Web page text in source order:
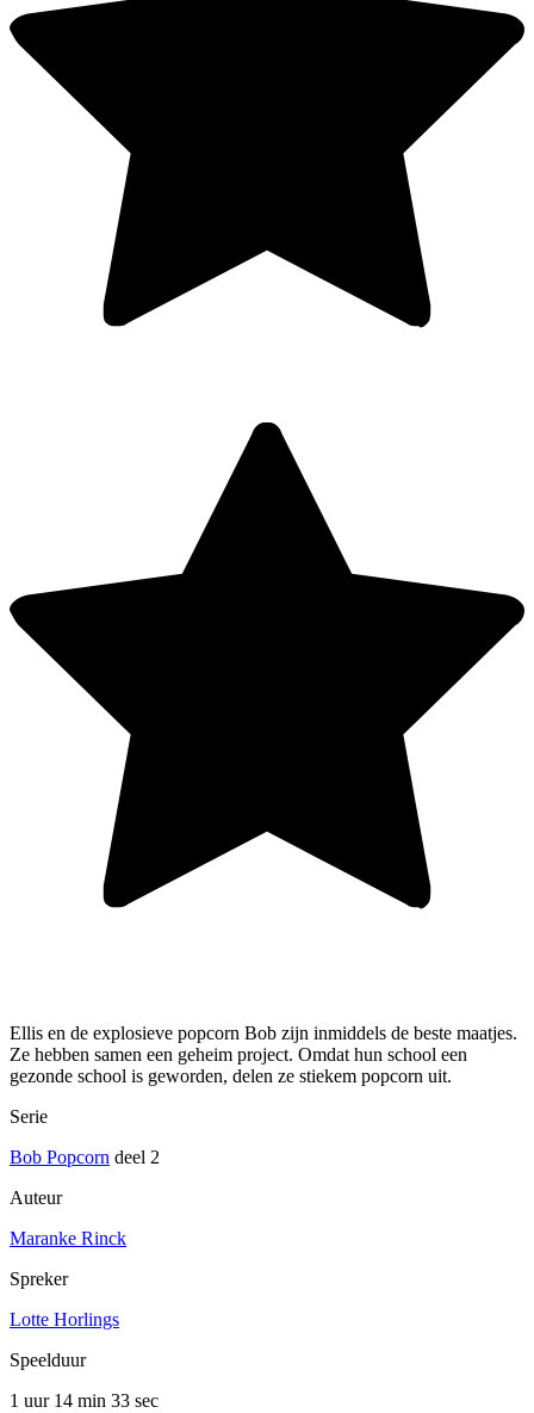
Ellis en de explosieve popcorn Bob zijn inmiddels de beste maatjes.
Ze hebben samen een geheim project. Omdat hun school een
gezonde school is geworden, delen ze stiekem popcorn uit.
Serie
Bob Popcorn deel 2
Auteur
Maranke Rinck
Spreker
Lotte Horlings
Speelduur
1 uur 14 min 33 sec